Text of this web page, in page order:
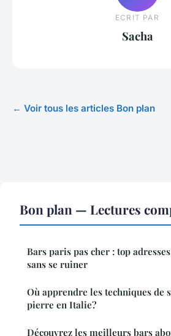
ECRIT PAR
Sacha
← Voir tous les articles Bon plan
Bon plan — Lectures
Bars paris pas cher : top
sans se ruiner
Où apprendre les techniques de
pierre en Italie?
Découvrez les meilleurs bars